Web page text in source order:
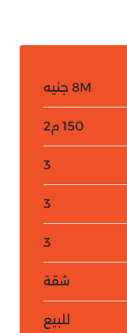
8M جنيه
150 م2
3
3
3
شقة
للبيع